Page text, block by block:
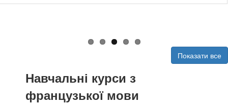
Показати все
Навчальні курси з
французької мови